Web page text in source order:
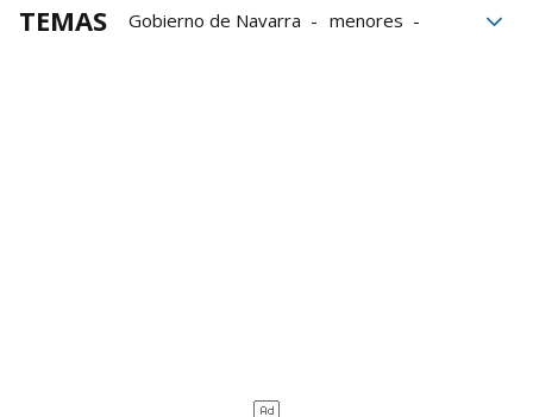
TEMAS Gobierno de Navarra
menores